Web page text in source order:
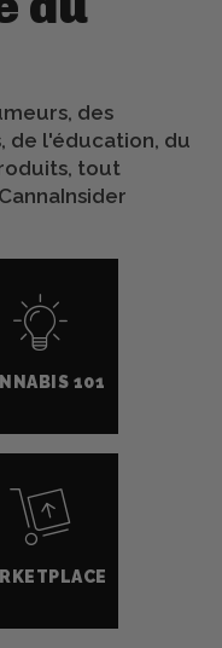
des
de l'éducation, du
tout
101